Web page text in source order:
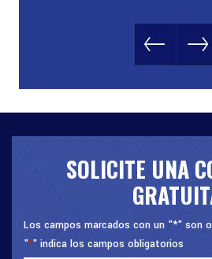
SOLICITE UNA
Los campos marcados con un "*" son
"*" indica los campos obligatorios